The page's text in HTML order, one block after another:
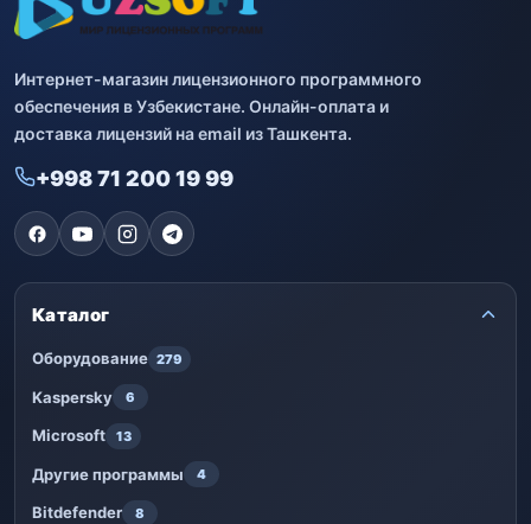
Интернет-магазин лицензионного программного
обеспечения в Узбекистане. Онлайн-оплата и
доставка лицензий на email из Ташкента.
+998 71 200 19 99
Каталог
Оборудование 279
Kaspersky 6
Microsoft 13
Другие программы 4
Bitdefender 8